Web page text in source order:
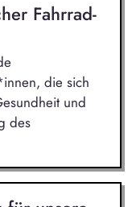
Fahrrad-
die sich
und
des